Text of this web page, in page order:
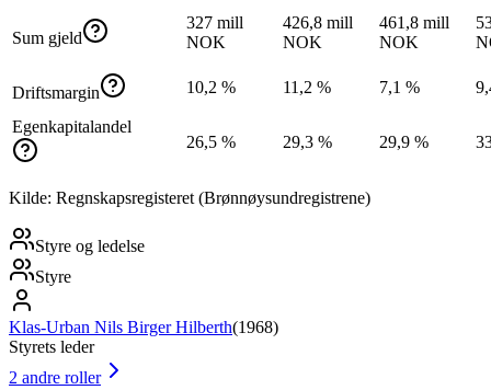
Sum gjeld
327 mill
NOK
426,8 mill
NOK
461,8 mill
NOK
Driftsmargin 10,2 % 11,2 % 7,1 %
Egenkapitalandel
26,5 %
29,3 % 29,9 %
Kilde: Regnskapsregisteret (Brønnøysundregistrene)
Styre og ledelse
Styre
Klas-Urban Nils Birger Hilberth(1968)
Styrets leder
2 andre roller